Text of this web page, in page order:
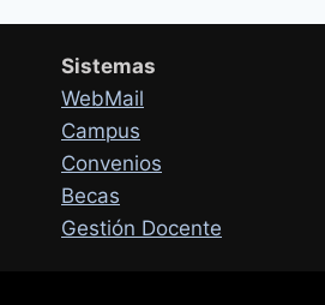
Sistemas
WebMail
Campus
Convenios
Becas
Gestión Docente